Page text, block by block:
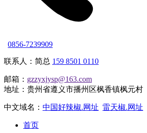
0856-7239909
联系人：简总 159 8501 0110
邮箱： gzzyxjysp@163.com
地址：贵州省遵义市播州区枫香镇枫元村
中文域名： 中国好辣椒.网址 雷天椒.网址
首页